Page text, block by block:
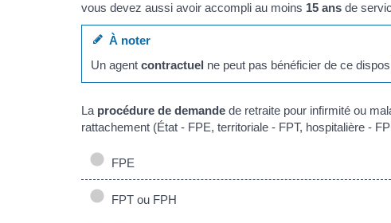
vous devez aussi avoir accompli au moins 15 ans de
À noter
Un agentcontractuel ne peut pas bénéficier de ce
La procédure de demande de retraite pour infirmité ou
rattachement (État - FPE, territoriale - FPT, hospitalière -
FPE
FPT ou FPH